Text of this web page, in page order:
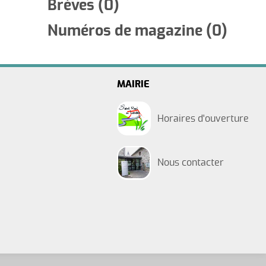
Arrêtés municipaux
Les Automnales
Brèves (0)
Numéros de magazine (0)
MAIRIE
Horaires d'ouverture
Nous contacter